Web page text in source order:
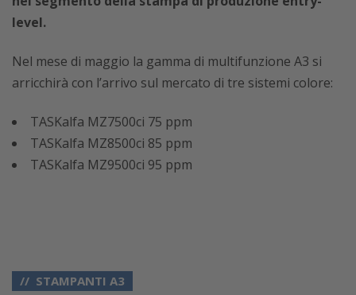
level.
Nel mese di maggio la gamma di multifunzione A3 si
arricchirà con l’arrivo sul mercato di tre sistemi colore:
TASKalfa MZ7500ci 75 ppm
TASKalfa MZ8500ci 85 ppm
TASKalfa MZ9500ci 95 ppm
STAMPANTI A3